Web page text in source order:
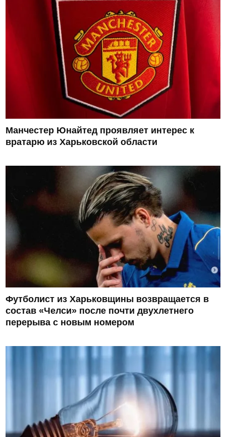
Манчестер Юнайтед проявляет интерес к
вратарю из Харьковской области
Футболист из Харьковщины возвращается в
состав «Челси» после почти двухлетнего
перерыва с новым номером